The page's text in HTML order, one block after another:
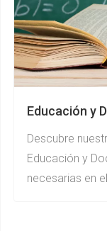
Educación y
Descubre
Educación y
necesarias en